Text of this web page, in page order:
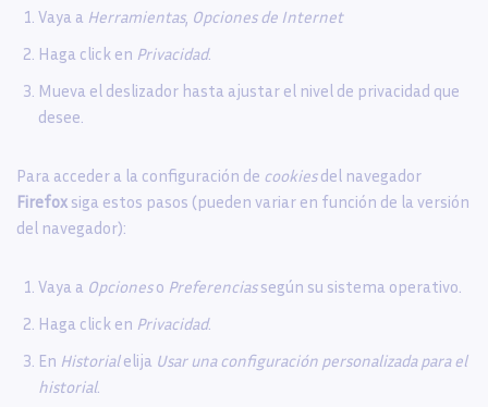
Vaya a Herramientas, Opciones de Internet
Haga click en Privacidad.
Mueva el deslizador hasta ajustar el nivel de privacidad que
desee.
Para acceder a la configuración de cookiesdel navegador
Firefox siga estos pasos (pueden variar en función de la versión
del navegador):
Vaya a Opcioneso Preferenciassegún su sistema operativo.
Haga click en Privacidad.
En Historialelija Usar una configuración personalizada para el
historial.